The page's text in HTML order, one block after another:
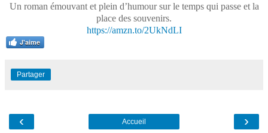
Un roman émouvant et plein d’humour sur le temps qui passe et la
place des souvenirs.
https://amzn.to/2UkNdLI
J'aime
Partager
‹ ›
Accueil